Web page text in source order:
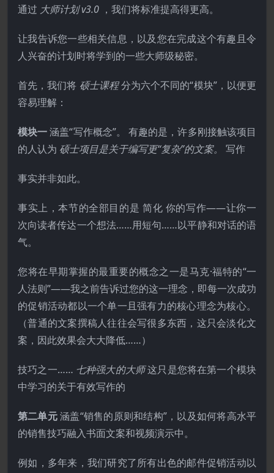
通过 大师计划 v3.0 ，我们将标准提高得更高。
让我告诉您一些相关信息，以及您在完成这个有趣且令
人兴奋的计划时将学到的一些大师级秘密。
首先，我们将 硕士课程分为六个不同的“模块”，以便更
容易理解：
模块一涵盖“写作概念”。 有趣的是，许多刚接触该项目
的人认为 硕士项目是关于编写更“复杂”的文案。 写作
事实并非如此。
事实上，本节的全部目的是 简化 你的写作——让你一
次向读者传达一个想法……用短句……以平静和对话的语
气。
您将在早期掌握的最重要的概念之一是马克·福特的“一
人法则”——我之前告诉过您的这一理念，即每一次成功
的促销活动都以一个单一且强有力的核心理念为核心。
（普通的文案撰稿人往往会写很多东西，这只会淡化文
案，因此效果会大大降低……）
技巧之一…… 七种强大的大师这只是您将在第一个模块
中学习的关于有效写作的
第二单元涵盖“销售的原则和结构”，以及如何将高水平
的销售技巧融入书面文案和视频演示中。
例如，多年来，我们研究了所有出色的邮件促销活动以